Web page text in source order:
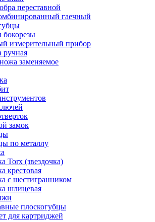
переставной
гаечный
бокорезы
измерительный прибор
ручная
заменяемое
замок
по металлу
Torx (звездочка)
крестовая
с шестигранником
шлицевая
плоскогубцы
для картриджей